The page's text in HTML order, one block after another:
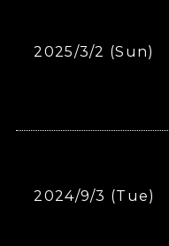
2025/3/2 (Sun)
2024/9/3 (Tue)